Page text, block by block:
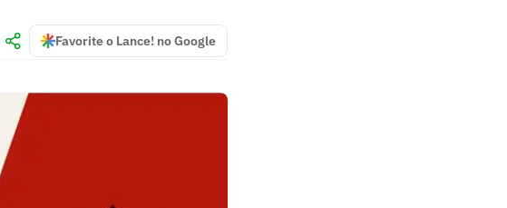
Favorite o Lance! no Google